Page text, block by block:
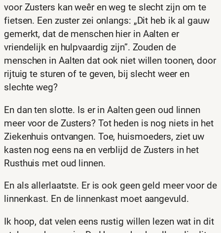
voor Zusters kan weêr en weg te slecht zijn om te
fietsen. Een zuster zei onlangs: „Dit heb ik al gauw
gemerkt, dat de menschen hier in Aalten er
vriendelijk en hulpvaardig zijn”. Zouden de
menschen in Aalten dat ook niet willen toonen, door
rijtuig te sturen of te geven, bij slecht weer en
slechte weg?
En dan ten slotte. Is er in Aalten geen oud linnen
meer voor de Zusters? Tot heden is nog niets in het
Ziekenhuis ontvangen. Toe, huismoeders, ziet uw
kasten nog eens na en verblijd de Zusters in het
Rusthuis met oud linnen.
En als allerlaatste. Er is ook geen geld meer voor de
linnenkast. En de linnenkast moet aangevuld.
Ik hoop, dat velen eens rustig willen lezen wat in dit